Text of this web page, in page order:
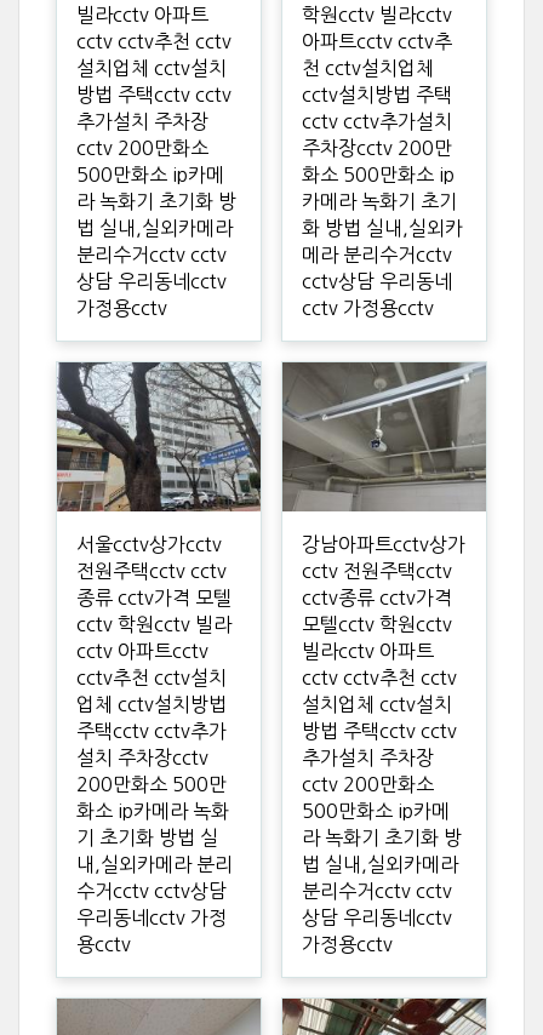
빌라cctv 아파트
cctv cctv추천 cctv
설치업체 cctv설치
방법 주택cctv cctv
추가설치 주차장
cctv 200만화소
500만화소 ip카메
라 녹화기 초기화 방
법 실내,실외카메라
분리수거cctv cctv
상담 우리동네cctv
가정용cctv
학원cctv 빌라cctv
아파트cctv cctv추
천 cctv설치업체
cctv설치방법 주택
cctv cctv추가설치
주차장cctv 200만
화소 500만화소 ip
카메라 녹화기 초기
화 방법 실내,실외카
메라 분리수거cctv
cctv상담 우리동네
cctv 가정용cctv
서울cctv상가cctv
전원주택cctv cctv
종류 cctv가격 모텔
cctv 학원cctv 빌라
cctv 아파트cctv
cctv추천 cctv설치
업체 cctv설치방법
주택cctv cctv추가
설치 주차장cctv
200만화소 500만
화소 ip카메라 녹화
기 초기화 방법 실
내,실외카메라 분리
수거cctv cctv상담
우리동네cctv 가정
용cctv
강남아파트cctv상가
cctv 전원주택cctv
cctv종류 cctv가격
모텔cctv 학원cctv
빌라cctv 아파트
cctv cctv추천 cctv
설치업체 cctv설치
방법 주택cctv cctv
추가설치 주차장
cctv 200만화소
500만화소 ip카메
라 녹화기 초기화 방
법 실내,실외카메라
분리수거cctv cctv
상담 우리동네cctv
가정용cctv